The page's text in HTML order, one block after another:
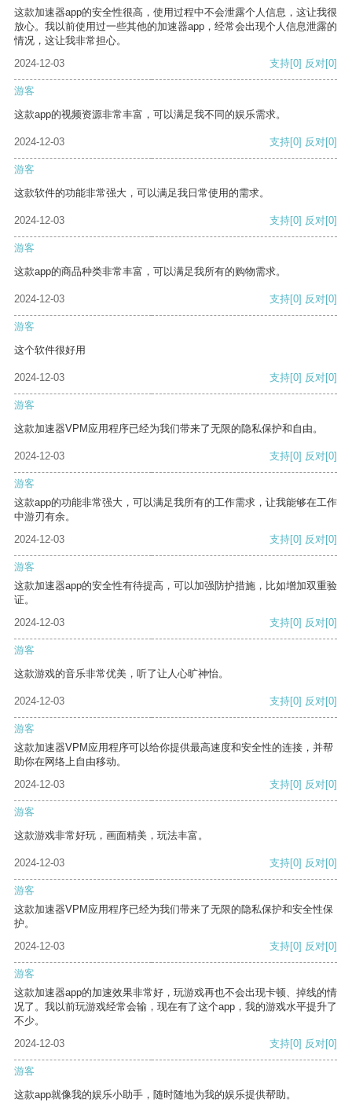
这款加速器app的安全性很高，使用过程中不会泄露个人信息，这让我很
放心。我以前使用过一些其他的加速器app，经常会出现个人信息泄露的
情况，这让我非常担心。
2024-12-03
支持[0] 反对[0]
游客
这款app的视频资源非常丰富，可以满足我不同的娱乐需求。
2024-12-03 支持[0] 反对[0]
游客
这款软件的功能非常强大，可以满足我日常使用的需求。
2024-12-03 支持[0] 反对[0]
游客
这款app的商品种类非常丰富，可以满足我所有的购物需求。
2024-12-03 支持[0] 反对[0]
游客
这个软件很好用
2024-12-03 支持[0] 反对[0]
游客
这款加速器VPM应用程序已经为我们带来了无限的隐私保护和自由。
2024-12-03 支持[0] 反对[0]
游客
这款app的功能非常强大，可以满足我所有的工作需求，让我能够在工作
中游刃有余。
2024-12-03
支持[0] 反对[0]
游客
这款加速器app的安全性有待提高，可以加强防护措施，比如增加双重验
证。
2024-12-03
支持[0] 反对[0]
游客
这款游戏的音乐非常优美，听了让人心旷神怡。
2024-12-03 支持[0] 反对[0]
游客
这款加速器VPM应用程序可以给你提供最高速度和安全性的连接，并帮
助你在网络上自由移动。
2024-12-03
支持[0] 反对[0]
游客
这款游戏非常好玩，画面精美，玩法丰富。
2024-12-03 支持[0] 反对[0]
游客
这款加速器VPM应用程序已经为我们带来了无限的隐私保护和安全性保
护。
2024-12-03
支持[0] 反对[0]
游客
这款加速器app的加速效果非常好，玩游戏再也不会出现卡顿、掉线的情
况了。我以前玩游戏经常会输，现在有了这个app，我的游戏水平提升了
不少。
2024-12-03
支持[0] 反对[0]
游客
这款app就像我的娱乐小助手，随时随地为我的娱乐提供帮助。